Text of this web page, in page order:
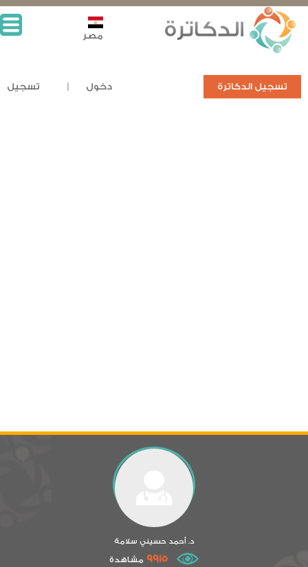
تسجيل الدكاترة دخول تسجيل
مصر
د. أحمد حسيني سلامة
9915 مشاهدة